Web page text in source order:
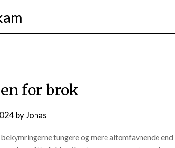
for brok
byJonas
tungere og mere altomfavnende end